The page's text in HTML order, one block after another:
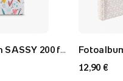
Fotoalbum SASSY 200 fotiek, 22,5x22 cm
12,90 €